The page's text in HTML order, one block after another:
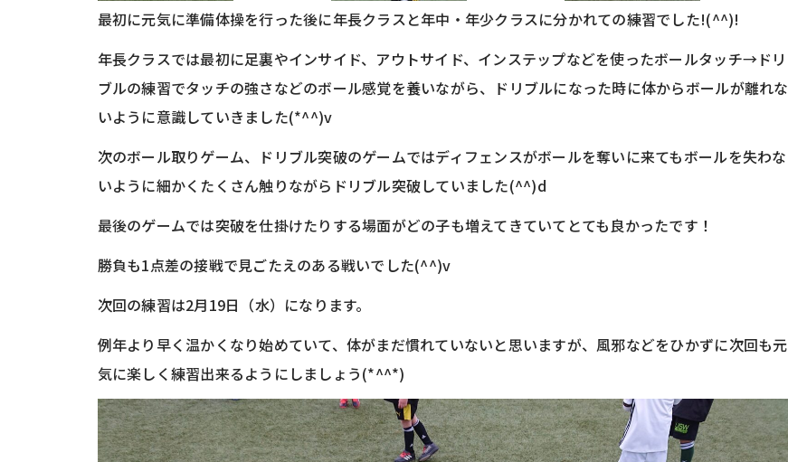
最初に元気に準備体操を行った後に年長クラスと年中・年少クラスに分かれての練習でした!(^^)!
年長クラスでは最初に足裏やインサイド、アウトサイド、インステップなどを使ったボールタッチ→ドリ
ブルの練習でタッチの強さなどのボール感覚を養いながら、ドリブルになった時に体からボールが離れな
いように意識していきました(*^^)v
次のボール取りゲーム、ドリブル突破のゲームではディフェンスがボールを奪いに来てもボールを失わな
いように細かくたくさん触りながらドリブル突破していました(^^)d
最後のゲームでは突破を仕掛けたりする場面がどの子も増えてきていてとても良かったです！
勝負も1点差の接戦で見ごたえのある戦いでした(^^)v
次回の練習は2月19日（水）になります。
例年より早く温かくなり始めていて、体がまだ慣れていないと思いますが、風邪などをひかずに次回も元
気に楽しく練習出来るようにしましょう(*^^*)